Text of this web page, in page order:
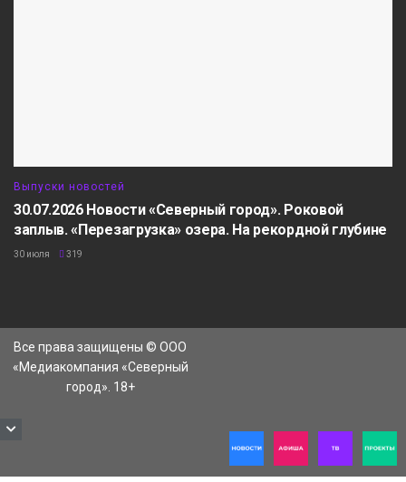
Выпуски новостей
30.07.2026 Новости «Северный город». Роковой
заплыв. «Перезагрузка» озера. На рекордной глубине
30 июля 319
Все права защищены © ООО
«Медиакомпания «Северный
город». 18+